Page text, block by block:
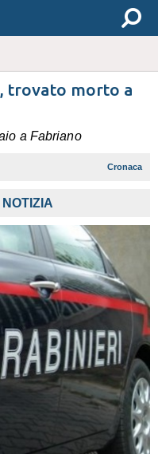
trovato morto a
a Fabriano
Cronaca